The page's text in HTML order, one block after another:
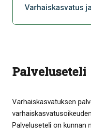
Varhaiskasvatus
Palveluseteli
Varhaiskasvatuksen
Palveluseteli on kunnan